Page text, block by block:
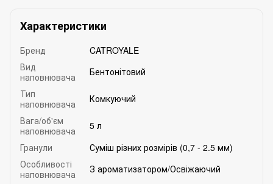
Характеристики
Бренд
CATROYALE
Вид
наповнювача
Бентонітовий
Тип
наповнювача
Комкуючий
Вага/об'єм
наповнювача
5 л
Гранули
Суміш різних розмірів (0,7 - 2.5 мм)
Особливості
наповнювача
З ароматизатором/Освіжаючий